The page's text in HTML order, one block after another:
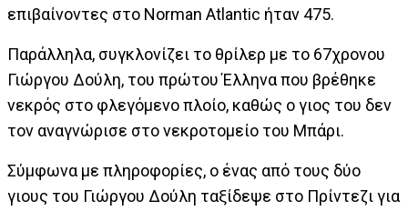
επιβαίνοντες στο Norman Atlantic ήταν 475.
Παράλληλα, συγκλονίζει το θρίλερ με το 67χρονου
Γιώργου Δούλη, του πρώτου Έλληνα που βρέθηκε
νεκρός στο φλεγόμενο πλοίο, καθώς ο γιος του δεν
τον αναγνώρισε στο νεκροτομείο του Μπάρι.
Σύμφωνα με πληροφορίες, ο ένας από τους δύο
γιους του Γιώργου Δούλη ταξίδεψε στο Πρίντεζι για